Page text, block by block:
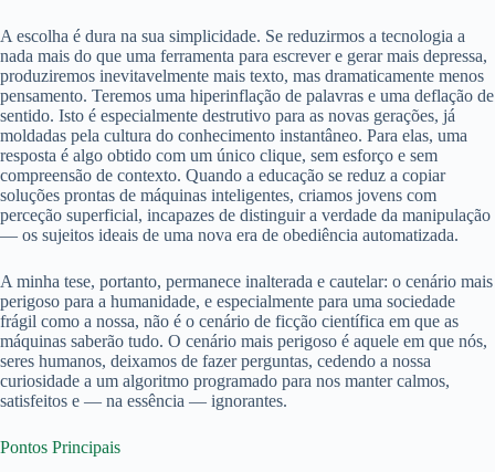
A escolha é dura na sua simplicidade. Se reduzirmos a tecnologia a
nada mais do que uma ferramenta para escrever e gerar mais depressa,
produziremos inevitavelmente mais texto, mas dramaticamente menos
pensamento. Teremos uma hiperinflação de palavras e uma deflação de
sentido. Isto é especialmente destrutivo para as novas gerações, já
moldadas pela cultura do conhecimento instantâneo. Para elas, uma
resposta é algo obtido com um único clique, sem esforço e sem
compreensão de contexto. Quando a educação se reduz a copiar
soluções prontas de máquinas inteligentes, criamos jovens com
perceção superficial, incapazes de distinguir a verdade da manipulação
— os sujeitos ideais de uma nova era de obediência automatizada.
A minha tese, portanto, permanece inalterada e cautelar: o cenário mais
perigoso para a humanidade, e especialmente para uma sociedade
frágil como a nossa, não é o cenário de ficção científica em que as
máquinas saberão tudo. O cenário mais perigoso é aquele em que nós,
seres humanos, deixamos de fazer perguntas, cedendo a nossa
curiosidade a um algoritmo programado para nos manter calmos,
satisfeitos e — na essência — ignorantes.
Pontos Principais